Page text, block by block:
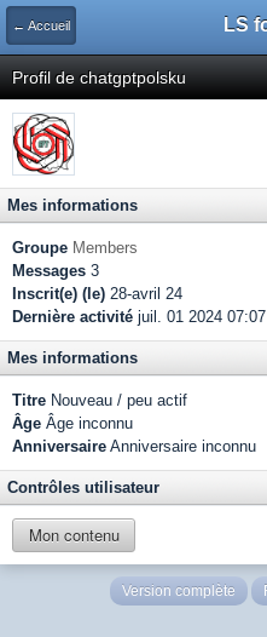
← Accueil LS
Profil de chatgptpolsku
Mes informations
Groupe Members
Messages 3
Inscrit(e) (le) 28-avril 24
Dernière activité juil. 01 2024 07:07
Mes informations
Titre Nouveau / peu actif
Âge Âge inconnu
Anniversaire Anniversaire inconnu
Contrôles utilisateur
Mon contenu
Version complète